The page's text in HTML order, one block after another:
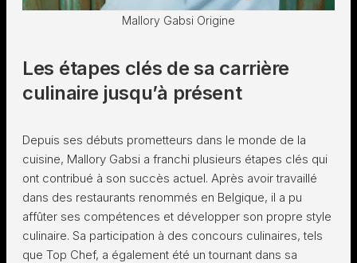
Mallory Gabsi Origine
Les étapes clés de sa carrière
culinaire jusqu’à présent
Depuis ses débuts prometteurs dans le monde de la
cuisine, Mallory Gabsi a franchi plusieurs étapes clés qui
ont contribué à son succès actuel. Après avoir travaillé
dans des restaurants renommés en Belgique, il a pu
affûter ses compétences et développer son propre style
culinaire. Sa participation à des concours culinaires, tels
que Top Chef, a également été un tournant dans sa